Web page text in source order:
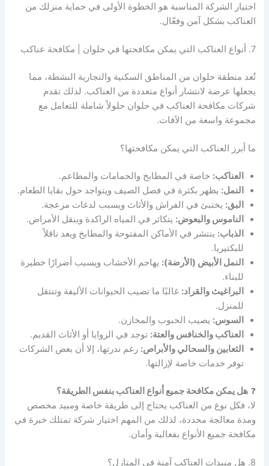
اختيار الشركة المناسبة هو الخطوة الأولى في حماية منزلك من
العناكب بشكل آمن وفعّال.
7. أنواع العناكب التي يمكن مكافحتها في حلوان | مكافحة عناكب
تُعد منطقة حلوان من المناطق السكنية والتجارية النشطة، مما
يجعلها عرضة لانتشار أنواع متعددة من العناكب. لذلك تقدم
شركات مكافحة العناكب في حلوان حلولاً شاملة للتعامل مع
مجموعة واسعة من الآفات.
ما أبرز العناكب التي يمكن مكافحتها؟
العناكب: خاصة في المطابخ والحمامات والمطاعم.
النمل: يظهر بكثرة في فصل الصيف ويتواجد حول بقايا الطعام.
البق: يختبئ في الفراش والأثاث ويسبب لدغات مزعجة.
الناموس والبعوض: يتكاثر في المياه الراكدة وينقل الأمراض.
الذباب: ينتشر في الأماكن المفتوحة والمطابخ ويعد ناقلاً
للبكتيريا.
النمل الأبيض (الأرضة): يهاجم الأخشاب ويسبب أضرارًا خطيرة
للبناء.
البراغيث والقراد: غالبًا ما تصيب الحيوانات الأليفة وتنتقل
للمنزل.
السوس: يصيب الحبوب والمخازن.
العناكب والخنافس والعتة: توجد في الزوايا أو الأثاث القديم.
الثعابين والسحالي والأبراص: رغم ندرتها، إلا أن بعض الشركات
توفر خدمات خاصة لإزالتها.
❓هل يمكن مكافحة جميع أنواع العناكب بنفس الطريقة؟
لا، فكل نوع من العناكب يحتاج إلى طريقة خاصة ومبيد مخصص
ومدة معالجة محددة، لذلك من المهم اختيار شركة تمتلك خبرة في
مكافحة جميع الأنواع بفعالية وأمان.
8. هل مبيدات العناكب آمنة في المنازل؟